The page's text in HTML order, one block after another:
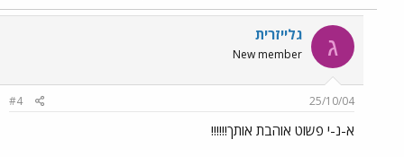
ג גלייזרית
New member
25/10/04
#4
א-נ-י פשוט אוהבת אותך!!!!!!